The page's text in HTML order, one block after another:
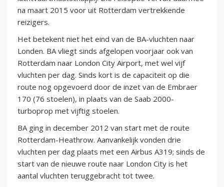
na maart 2015 voor uit Rotterdam vertrekkende
reizigers.
Het betekent niet het eind van de BA-vluchten naar
Londen. BA vliegt sinds afgelopen voorjaar ook van
Rotterdam naar London City Airport, met wel vijf
vluchten per dag. Sinds kort is de capaciteit op die
route nog opgevoerd door de inzet van de Embraer
170 (76 stoelen), in plaats van de Saab 2000-
turboprop met vijftig stoelen.
BA ging in december 2012 van start met de route
Rotterdam-Heathrow. Aanvankelijk vonden drie
vluchten per dag plaats met een Airbus A319; sinds de
start van de nieuwe route naar London City is het
aantal vluchten teruggebracht tot twee.